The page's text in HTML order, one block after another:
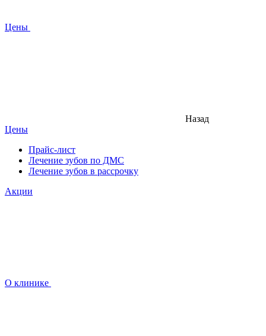
Цены
Назад
Цены
Прайс-лист
Лечение зубов по ДМС
Лечение зубов в рассрочку
Акции
О клинике